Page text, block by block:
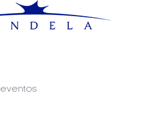
eventos